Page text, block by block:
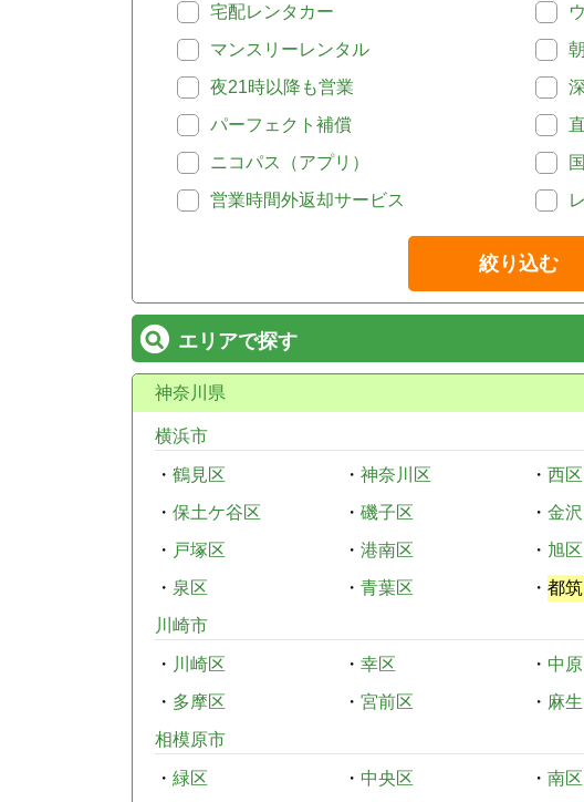
宅配レンタカー
マンスリーレンタル
夜21時以降も営業
パーフェクト補償
ニコパス（アプリ）
営業時間外返却サービス
絞り込む
エリアで探す
神奈川県
横浜市
・ 鶴見区 ・ 神奈川区 ・ 西区
・ 保土ケ谷区 ・ 磯子区 ・ 金
・ 戸塚区 ・ 港南区 ・ 旭区
・ 泉区 ・ 青葉区 ・ 都
川崎市
・ 川崎区 ・ 幸区 ・ 中
・ 多摩区 ・ 宮前区 ・ 麻
相模原市
・ 緑区 ・ 中央区 ・ 南区